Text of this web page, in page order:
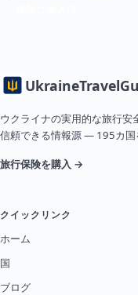
Ukraine
ウクライナの実用的な旅行
信頼できる情報源 — 195カ国
旅行保険を購入 →
クイックリンク
ホーム
国
ブログ